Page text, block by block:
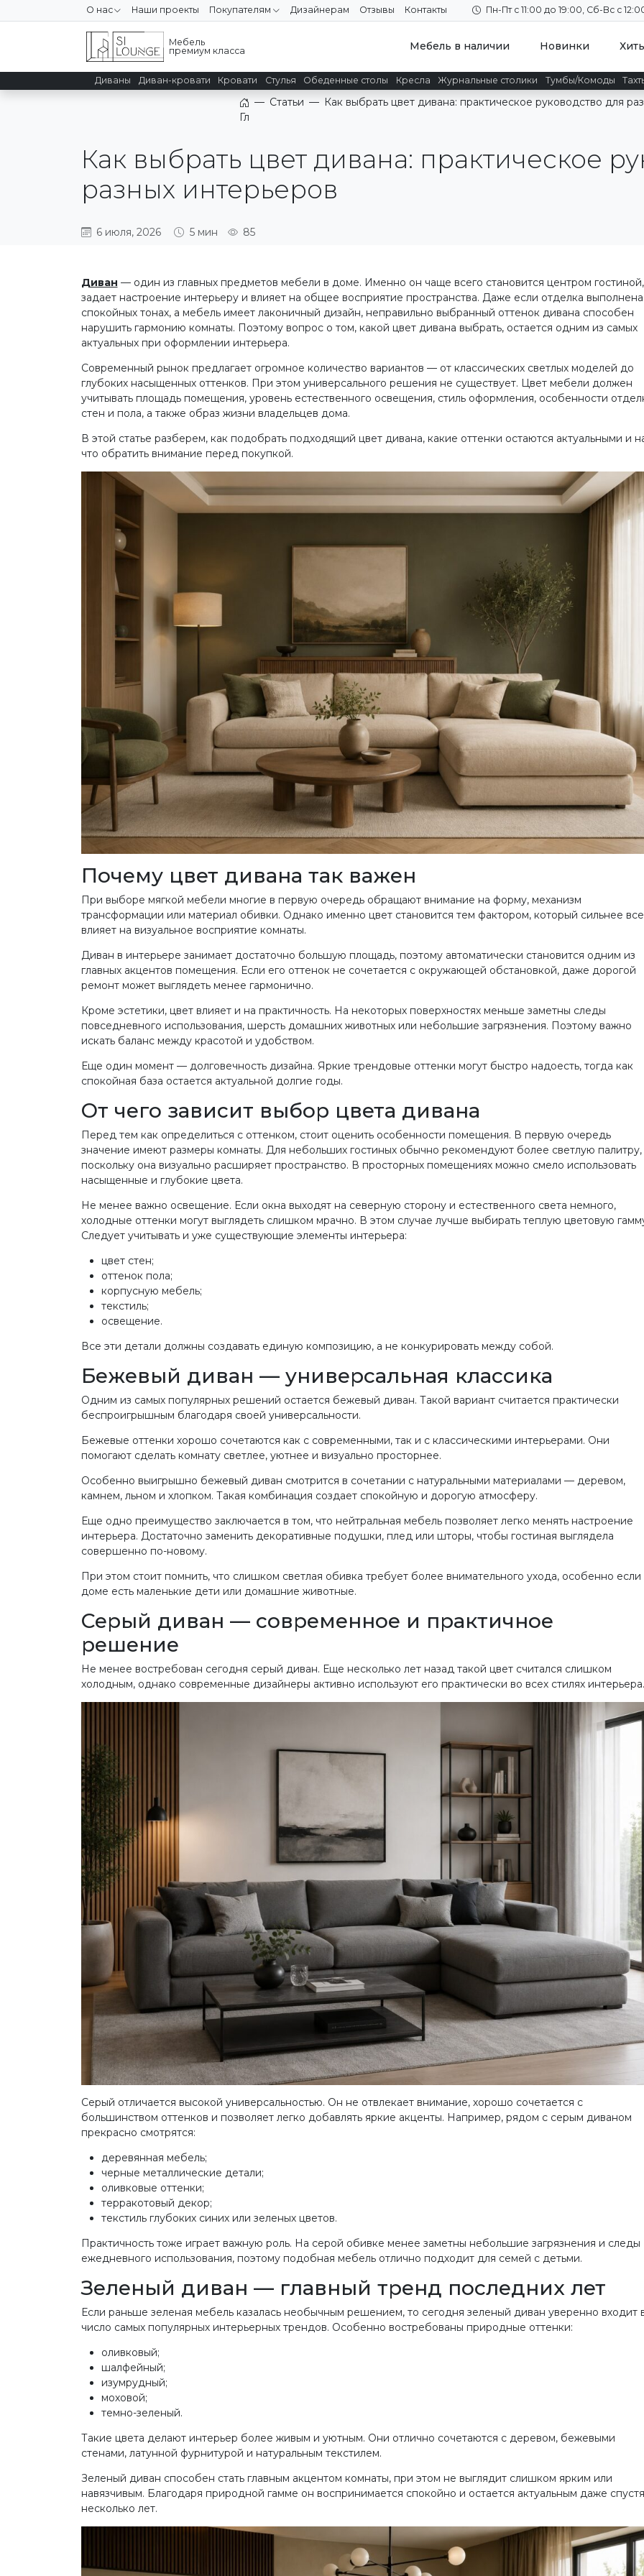
О нас Наши проекты Покупателям Дизайнерам Отзывы Контакты Пн-Пт с 11:00 до 19:00, Сб-Вс с
Мебель
премиум класса
Мебель в наличии Новинки
Диваны Диван-кровати Кровати Стулья Обеденные столы Кресла Журнальные столики Тумбы/Комоды
Главная
— Статьи — Как выбрать цвет дивана: практическое руководство для
Как выбрать цвет дивана: практическое
разных интерьеров
6 июля, 2026 5 мин 85
Диван — один из главных предметов мебели в доме. Именно он чаще всего становится центром гостиной,
задает настроение интерьеру и влияет на общее восприятие пространства. Даже если отделка
спокойных тонах, а мебель имеет лаконичный дизайн, неправильно выбранный оттенок дивана способен
нарушить гармонию комнаты. Поэтому вопрос о том, какой цвет дивана выбрать, остается одним из самых
актуальных при оформлении интерьера.
Современный рынок предлагает огромное количество вариантов — от классических светлых моделей до
глубоких насыщенных оттенков. При этом универсального решения не существует. Цвет мебели должен
учитывать площадь помещения, уровень естественного освещения, стиль оформления, особенности
стен и пола, а также образ жизни владельцев дома.
В этой статье разберем, как подобрать подходящий цвет дивана, какие оттенки остаются актуальными и
что обратить внимание перед покупкой.
Почему цвет дивана так важен
При выборе мягкой мебели многие в первую очередь обращают внимание на форму, механизм
трансформации или материал обивки. Однако именно цвет становится тем фактором, который сильнее
влияет на визуальное восприятие комнаты.
Диван в интерьере занимает достаточно большую площадь, поэтому автоматически становится одним из
главных акцентов помещения. Если его оттенок не сочетается с окружающей обстановкой, даже дорогой
ремонт может выглядеть менее гармонично.
Кроме эстетики, цвет влияет и на практичность. На некоторых поверхностях меньше заметны следы
повседневного использования, шерсть домашних животных или небольшие загрязнения. Поэтому важно
искать баланс между красотой и удобством.
Еще один момент — долговечность дизайна. Яркие трендовые оттенки могут быстро надоесть, тогда как
спокойная база остается актуальной долгие годы.
От чего зависит выбор цвета дивана
Перед тем как определиться с оттенком, стоит оценить особенности помещения. В первую очередь
значение имеют размеры комнаты. Для небольших гостиных обычно рекомендуют более светлую палитру,
поскольку она визуально расширяет пространство. В просторных помещениях можно смело использовать
насыщенные и глубокие цвета.
Не менее важно освещение. Если окна выходят на северную сторону и естественного света немного,
холодные оттенки могут выглядеть слишком мрачно. В этом случае лучше выбирать теплую цветовую
Следует учитывать и уже существующие элементы интерьера:
цвет стен;
оттенок пола;
корпусную мебель;
текстиль;
освещение.
Все эти детали должны создавать единую композицию, а не конкурировать между собой.
Бежевый диван — универсальная классика
Одним из самых популярных решений остается бежевый диван. Такой вариант считается практически
беспроигрышным благодаря своей универсальности.
Бежевые оттенки хорошо сочетаются как с современными, так и с классическими интерьерами. Они
помогают сделать комнату светлее, уютнее и визуально просторнее.
Особенно выигрышно бежевый диван смотрится в сочетании с натуральными материалами — деревом,
камнем, льном и хлопком. Такая комбинация создает спокойную и дорогую атмосферу.
Еще одно преимущество заключается в том, что нейтральная мебель позволяет легко менять настроение
интерьера. Достаточно заменить декоративные подушки, плед или шторы, чтобы гостиная выглядела
совершенно по-новому.
При этом стоит помнить, что слишком светлая обивка требует более внимательного ухода, особенно если
доме есть маленькие дети или домашние животные.
Серый диван — современное и практичное
решение
Не менее востребован сегодня серый диван. Еще несколько лет назад такой цвет считался слишком
холодным, однако современные дизайнеры активно используют его практически во всех стилях интерьера.
Серый отличается высокой универсальностью. Он не отвлекает внимание, хорошо сочетается с
большинством оттенков и позволяет легко добавлять яркие акценты. Например, рядом с серым диваном
прекрасно смотрятся:
деревянная мебель;
черные металлические детали;
оливковые оттенки;
терракотовый декор;
текстиль глубоких синих или зеленых цветов.
Практичность тоже играет важную роль. На серой обивке менее заметны небольшие загрязнения и следы
ежедневного использования, поэтому подобная мебель отлично подходит для семей с детьми.
Зеленый диван — главный тренд последних лет
Если раньше зеленая мебель казалась необычным решением, то сегодня зеленый диван уверенно входит
число самых популярных интерьерных трендов. Особенно востребованы природные оттенки:
оливковый;
шалфейный;
изумрудный;
моховой;
темно-зеленый.
Такие цвета делают интерьер более живым и уютным. Они отлично сочетаются с деревом, бежевыми
стенами, латунной фурнитурой и натуральным текстилем.
Зеленый диван способен стать главным акцентом комнаты, при этом не выглядит слишком ярким или
навязчивым. Благодаря природной гамме он воспринимается спокойно и остается актуальным даже спустя
несколько лет.